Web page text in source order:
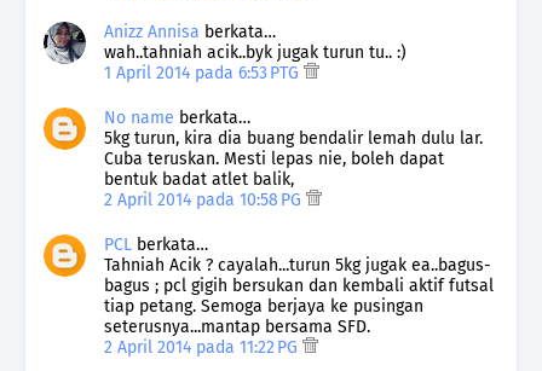
Anizz Annisa berkata…
wah..tahniah acik..byk jugak turun tu.. :)
1 April 2014 pada 6:53 PTG
No name berkata…
5kg turun, kira dia buang bendalir lemah dulu lar.
Cuba teruskan. Mesti lepas nie, boleh dapat
bentuk badat atlet balik,
2 April 2014 pada 10:58 PG
PCL berkata…
Tahniah Acik ? cayalah...turun 5kg jugak ea..bagus-
bagus ; pcl gigih bersukan dan kembali aktif futsal
tiap petang. Semoga berjaya ke pusingan
seterusnya...mantap bersama SFD.
2 April 2014 pada 11:22 PG